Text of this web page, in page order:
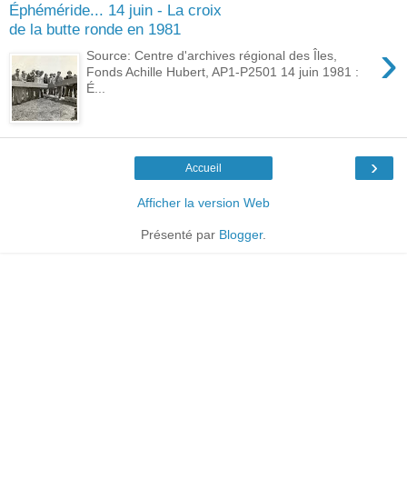
Éphéméride... 14 juin - La croix
de la butte ronde en 1981
›
Source: Centre d'archives régional des Îles,
Fonds Achille Hubert, AP1-P2501 14 juin 1981 :
É...
›
Accueil
Afficher la version Web
Présenté par Blogger.